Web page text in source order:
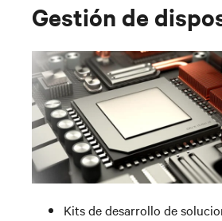
Kits de desarrollo de